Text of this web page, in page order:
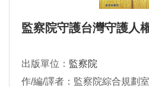
監察院守護台灣守護人
出版單位： 監察院
作/編/譯者：監察院綜合規劃室